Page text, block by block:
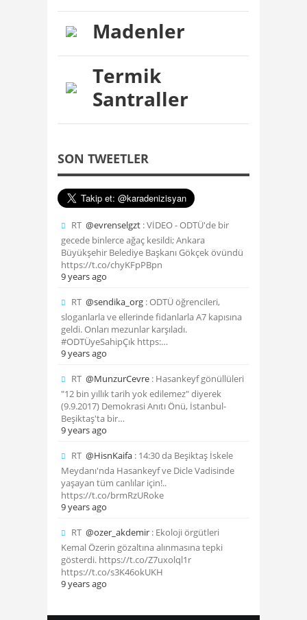
Madenler
Termik
Santraller
SON TWEETLER
RT @evrenselgzt : VİDEO - ODTÜ'de bir
gecede binlerce ağaç kesildi; Ankara
Büyükşehir Belediye Başkanı Gökçek övündü
https://t.co/chyKFpPBpn
9 years ago
RT @sendika_org : ODTÜ öğrencileri,
sloganlarla ve ellerinde fidanlarla A7 kapısına
geldi. Onları mezunlar karşıladı.
#ODTÜyeSahipÇık https:…
9 years ago
RT @MunzurCevre : Hasankeyf gönüllüleri
"12 bin yıllık tarih yok edilemez" diyerek
(9.9.2017) Demokrasi Anıtı Önü, İstanbul-
Beşiktaş'ta bir…
9 years ago
RT @HisnKaifa : 14:30 da Beşiktaş İskele
Meydanı'nda Hasankeyf ve Dicle Vadisinde
yaşayan tüm canlılar için!..
https://t.co/brmRzURoke
9 years ago
RT @ozer_akdemir : Ekoloji örgütleri
Kemal Özerin gözaltına alınmasına tepki
gösterdi. https://t.co/Z7uxolql1r
https://t.co/s3K46okUKH
9 years ago